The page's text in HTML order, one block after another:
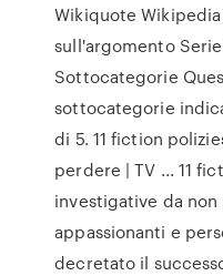
Wikiquote
sull'argomento
Sottocategorie
sottocategorie
di 5. 11 fiction
perdere | TV ... 11
investigative da
appassionanti e
decretato il